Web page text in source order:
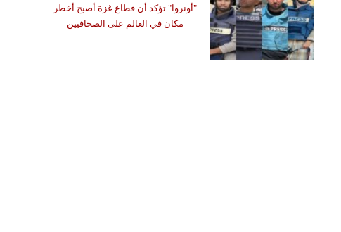
"أونروا" تؤكد أن قطاع غزة أصبح أخطر
مكان في العالم على الصحافيين